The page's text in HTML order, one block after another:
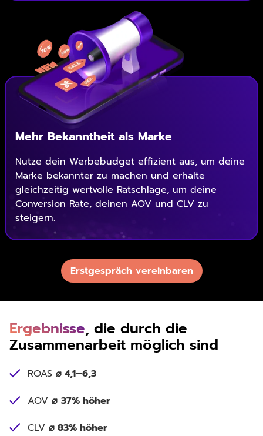
Mehr Bekanntheit als Marke
Nutze dein Werbebudget effizient aus, um deine
Marke bekannter zu machen und erhalte
gleichzeitig wertvolle Ratschläge, um deine
Conversion Rate, deinen AOV und CLV zu
steigern.
Erstgespräch vereinbaren
Ergebnisse, die durch die
Zusammenarbeit möglich sind
ROAS ⌀ 4,1–6,3
AOV ⌀ 37% höher
CLV ⌀ 83% höher